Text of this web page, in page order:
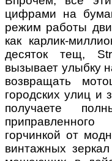
цифрами на
режим работы
как карлик-
десяток тещ,
вызывает улыбку
возвращать
городских улиц и
получаете
горчинкой от
винтажных